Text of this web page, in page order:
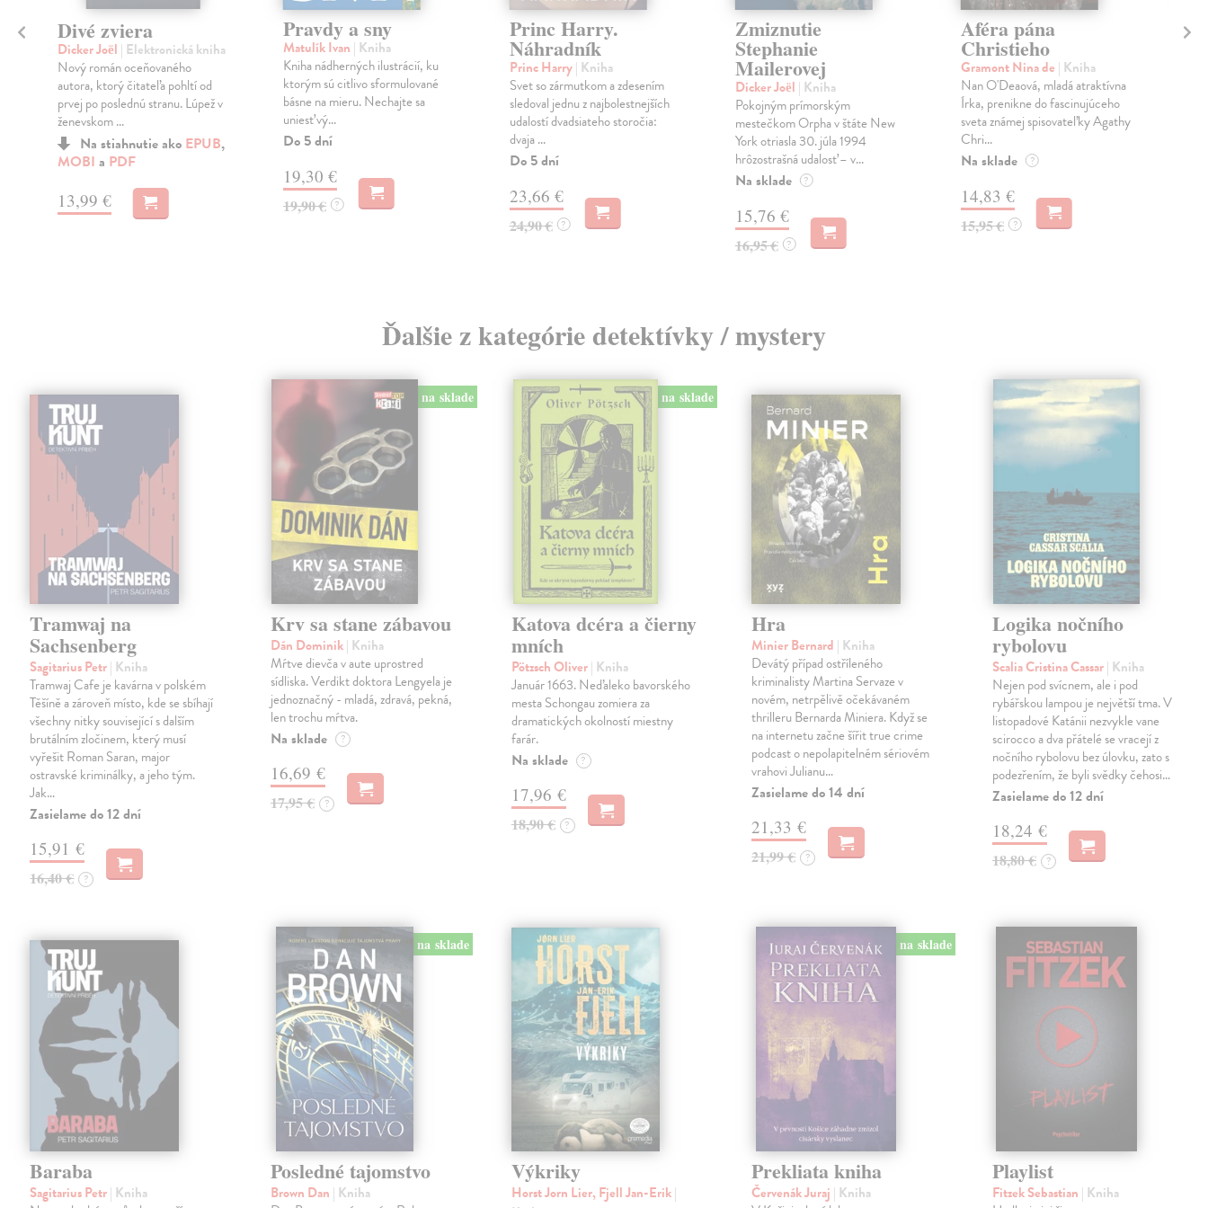
Divé zviera
Dicker Joël | Elektronická kniha
Nový román oceňovaného
autora, ktorý čitateľa pohltí od
prvej po poslednú stranu. Lúpež v
ženevskom ...
Na stiahnutie ako EPUB,
MOBI a PDF
13,99 €
Pravdy a sny
Matulík Ivan | Kniha
Kniha nádherných ilustrácií, ku
ktorým sú citlivo sformulované
básne na mieru. Nechajte sa
uniesť vý...
Do 5 dní
19,30 €
19,90 € ?
Princ Harry.
Náhradník
Princ Harry| Kniha
Svet so zármutkom a zdesením
sledoval jednu z najbolestnejších
udalostí dvadsiateho storočia:
dvaja ...
Do 5 dní
23,66 €
24,90 € ?
Zmiznutie
Stephanie
Mailerovej
Dicker Joël | Kniha
Pokojným prímorským
mestečkom Orpha v štáte New
York otriasla 30. júla 1994
hrôzostrašná udalosť – v...
Na sklade ?
15,76 €
16,95 € ?
Aféra pána
Christieho
Gramont Nina de | Kniha
Nan O'Deaová, mladá atraktívna
Írka, prenikne do fascinujúceho
sveta známej spisovateľky Agathy
Chri...
Na sklade ?
14,83 €
15,95 € ?
Ďalšie z kategórie detektívky / mystery
Tramwaj na
Sachsenberg
Sagitarius Petr| Kniha
Tramwaj Cafe je kavárna v polském
Těšíně a zároveň místo, kde se sbíhají
všechny nitky související s dalším
brutálním zločinem, který musí
vyřešit Roman Saran, major
ostravské kriminálky, a jeho tým.
Jak…
Zasielame do 12 dní
15,91 €
16,40 € ?
na sklade
Krv sa stane zábavou
Dán Dominik| Kniha
Mŕtve dievča v aute uprostred
sídliska. Verdikt doktora Lengyela je
jednoznačný - mladá, zdravá, pekná,
len trochu mŕtva.
Na sklade ?
16,69 €
17,95 € ?
na sklade
Katova dcéra a čierny
mních
Pötzsch Oliver| Kniha
Január 1663. Neďaleko bavorského
mesta Schongau zomiera za
dramatických okolností miestny
farár.
Na sklade ?
17,96 €
18,90 € ?
Hra
Minier Bernard | Kniha
Devátý případ ostříleného
kriminalisty Martina Servaze v
novém, netrpělivě očekávaném
thrilleru Bernarda Miniera. Když se
na internetu začne šířit true crime
podcast o nepolapitelném sériovém
vrahovi Julianu…
Zasielame do 14 dní
21,33 €
21,99 € ?
Logika nočního
rybolovu
Scalia Cristina Cassar| Kniha
Nejen pod svícnem, ale i pod
rybářskou lampou je největší tma. V
listopadové Katánii nezvykle vane
scirocco a dva přátelé se vracejí z
nočního rybolovu bez úlovku, zato s
podezřením, že byli svědky čehosi…
Zasielame do 12 dní
18,24 €
18,80 € ?
Baraba
Sagitarius Petr| Kniha
na sklade
Posledné tajomstvo
Brown Dan | Kniha
Výkriky
Horst Jorn Lier, Fjell Jan-Erik|
na sklade
Prekliata kniha
Červenák Juraj | Kniha
Playlist
Fitzek Sebastian | Kniha